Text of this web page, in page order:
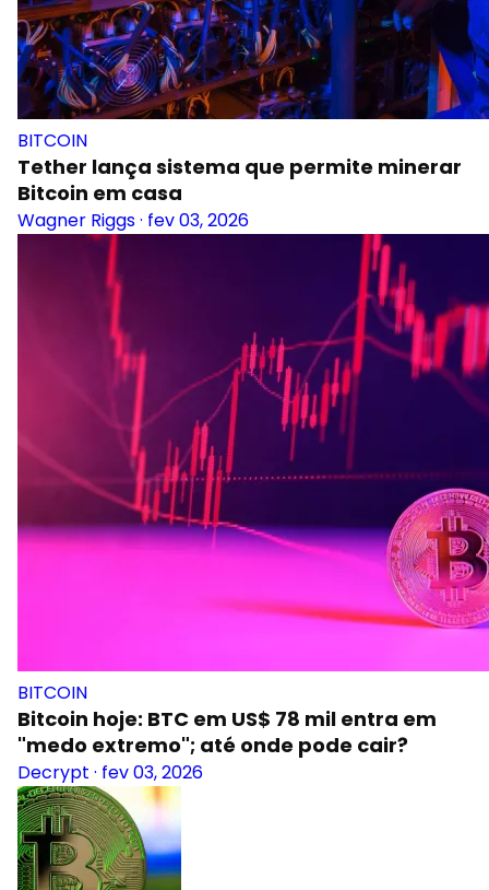
BITCOIN
Tether lança sistema que permite minerar
Bitcoin em casa
Wagner Riggs· fev 03, 2026
BITCOIN
Bitcoin hoje: BTC em US$ 78 mil entra em
"medo extremo"; até onde pode cair?
Decrypt · fev 03, 2026